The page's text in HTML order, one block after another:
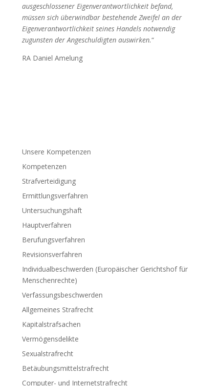
ausgeschlossener Eigenverantwortlichkeit befand,
müssen sich überwindbar bestehende Zweifel an der
Eigenverantwortlichkeit seines Handels notwendig
zugunsten der Angeschuldigten auswirken.“
RA Daniel Amelung
Unsere Kompetenzen
Kompetenzen
Strafverteidigung
Ermittlungsverfahren
Untersuchungshaft
Hauptverfahren
Berufungsverfahren
Revisionsverfahren
Individualbeschwerden (Europäischer Gerichtshof für
Menschenrechte)
Verfassungsbeschwerden
Allgemeines Strafrecht
Kapitalstrafsachen
Vermögensdelikte
Sexualstrafrecht
Betäubungsmittelstrafrecht
Computer- und Internetstrafrecht